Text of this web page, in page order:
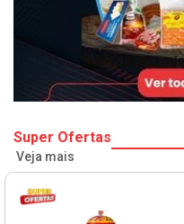
Super Ofertas
Veja mais